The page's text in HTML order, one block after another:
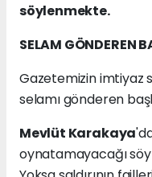
söylenmekte.
SELAM GÖNDEREN
Gazetemizin imtiyaz
selamı gönderen
Mevlüt Karakaya
oynatamayacağı